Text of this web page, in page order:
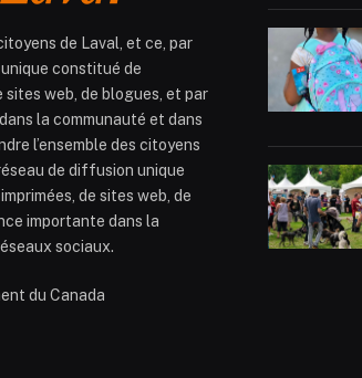
de Laval, et ce, par
constitué de
sites web, de blogues, et par
la communauté et dans
l’ensemble des citoyens
de diffusion unique
de sites web, de
importante dans la
sociaux.
du Canada